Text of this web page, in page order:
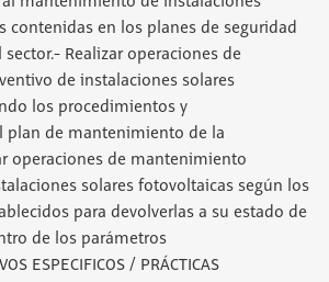
contenidas en los planes de seguridad
Realizar operaciones de
de instalaciones solares
los procedimientos y
plan de mantenimiento de la
operaciones de mantenimiento
solares fotovoltaicas según los
para devolverlas a su estado de
de los parámetros
ESPECIFICOS / PRÁCTICAS